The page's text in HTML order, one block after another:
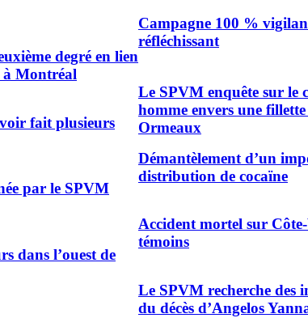
Campagne 100 %
réfléchissant
degré en lien
à Montréal
Le SPVM enquête sur le
homme envers une
Ormeaux
fait plusieurs
Démantèlement d’un
distribution de cocaïne
par le SPVM
Accident mortel sur
témoins
dans l’ouest de
Le SPVM recherche des
du décès d’Angelos